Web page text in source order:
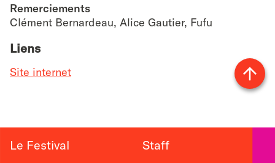
Remerciements
Clément Bernardeau, Alice Gautier, Fufu
Liens
Site internet
Le Festival
Staff